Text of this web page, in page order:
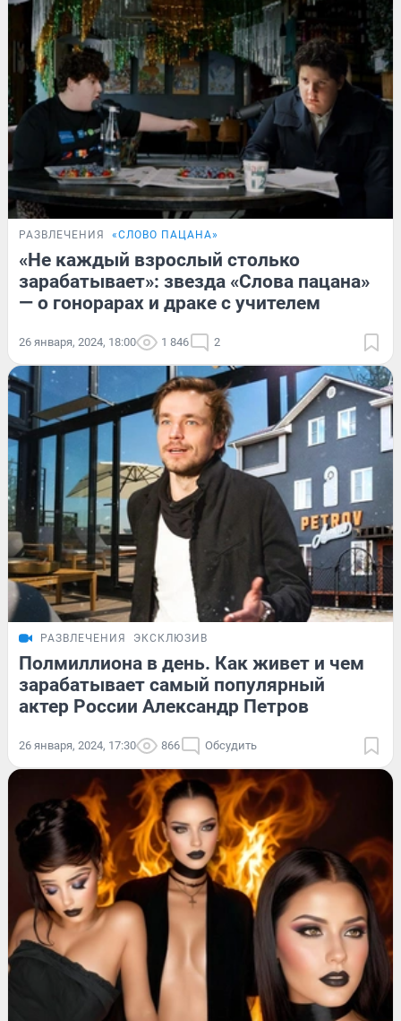
РАЗВЛЕЧЕНИЯ «СЛОВО ПАЦАНА»
«Не каждый взрослый столько
зарабатывает»: звезда «Слова пацана»
— о гонорарах и драке с учителем
26 января, 2024, 18:00 1 846 2
РАЗВЛЕЧЕНИЯ ЭКСКЛЮЗИВ
Полмиллиона в день. Как живет и чем
зарабатывает самый популярный
актер России Александр Петров
26 января, 2024, 17:30 866 Обсудить